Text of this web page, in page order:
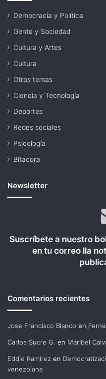
Democracia y Política
Gente y Sociedad
Cultura y Artes
Cultura
Otros temas
Ciencia y Tecnología
Deportes
Redes sociales
Psicología
Bitácora
Newsletter
Suscríbete a nuestro
en tu correo lla
Comentarios recientes
Jose Francisco Blanco en
Carlos Sucre G. en Maribel
Eddie Ramirez en
venezolana